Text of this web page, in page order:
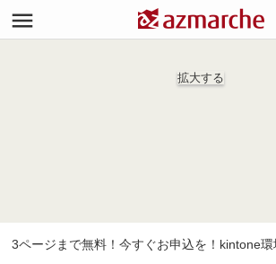

拡大する
3ページまで無料！今すぐお申込を！kintone